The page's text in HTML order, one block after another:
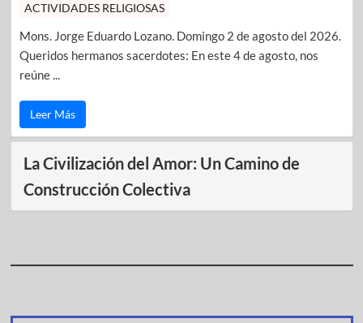
ACTIVIDADES RELIGIOSAS
Mons. Jorge Eduardo Lozano. Domingo 2 de agosto del 2026.
Queridos hermanos sacerdotes: En este 4 de agosto, nos
reúne ...
Leer Más
La Civilización del Amor: Un Camino de
Construcción Colectiva